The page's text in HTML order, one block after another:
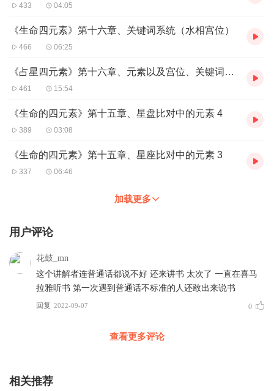
433 04:05
《生命四元素》第十六章、关键词系统（水相宫位）
466 06:25
《占星四元素》第十六章、元素以及宫位、关键词系统
461 15:54
《生命的四元素》第十五章、星盘比对中的元素 4
389 03:08
《生命的四元素》第十五章、星座比对中的元素 3
337 06:46
加载更多
用户评论
花鼓_mn
这个讲解者连普通话都说不好 还来讲书 太次了 一直在喜马
拉雅听书 第一次遇到普通话不标准的人还敢出来说书
回复 2022-09-07 0
查看更多评论
相关推荐